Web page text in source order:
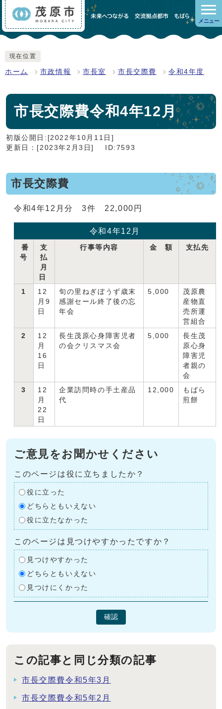
メニュー
現在位置
ホーム 市政情報 市長室 市長交際費 令和4年度
市長交際費令和4年12月
初版公開日:[2022年10月11日]
更新日：[2023年2月3日]
ID:7593
市長交際費
令和4年12月分 3件 22,000円
令和4年12月
番
号
支
払
月
日
行事等内容 金 額 支払先
1
12
月9
日
旬の里ねぎぼうず歳末
感謝セール終了後の忘
年会
5,000
茂原農
産物直
売所運
営組合
2
12
月
16
日
長生茂原心身障害児者
の会クリスマス会
5,000
長生茂
原心身
障害児
者親の
会
3
12
月
22
日
企業訪問時の手土産品
代
12,000
もばら
煎餅
ご意見をお聞かせください
このページは役に立ちましたか？
役に立った
どちらともいえない
役に立たなかった
このページは見つけやすかったですか？
見つけやすかった
どちらともいえない
見つけにくかった
確認
この記事と同じ分類の記事
市長交際費令和5年3月
市長交際費令和5年2月